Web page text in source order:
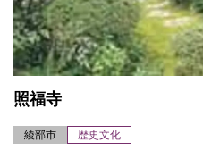
照福寺
綾部市 歴史文化